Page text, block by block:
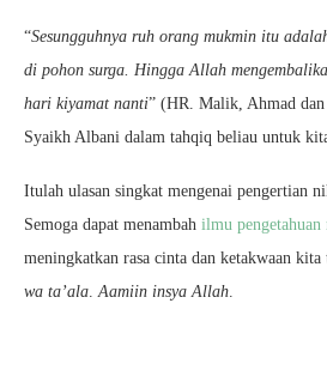
“Sesungguhnya ruh orang mukmin itu
di pohon surga. Hingga Allah
hari kiyamat nanti” (HR. Malik, Ahmad
Syaikh Albani dalam tahqiq beliau untuk
Itulah ulasan singkat mengenai pengertian
Semoga dapat menambah ilmu
meningkatkan rasa cinta dan ketakwaan
wa ta’ala.Aamiin insya Allah.